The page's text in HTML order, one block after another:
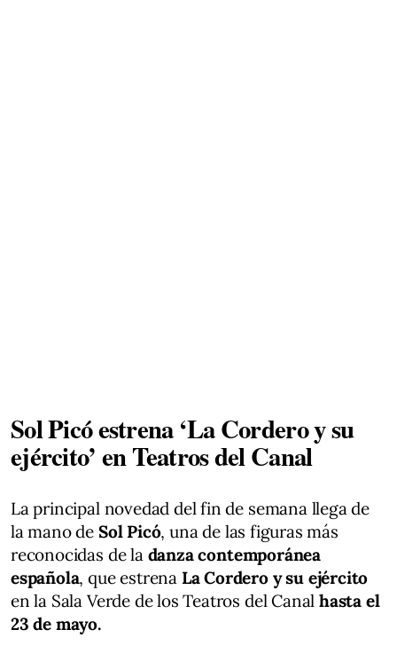
Sol Picó estrena ‘La Cordero y su
ejército’ en Teatros del Canal
La principal novedad del fin de semana llega de
la mano de Sol Picó, una de las figuras más
reconocidas de la danza contemporánea
española, que estrena La Cordero y su ejército
en la Sala Verde de los Teatros del Canalhasta el
23 de mayo.